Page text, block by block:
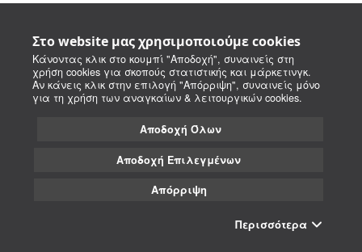
Στο website μας χρησιμοποιούμε cookies
Κάνοντας κλικ στο κουμπί "Αποδοχή", συναινείς στη
χρήση cookies για σκοπούς στατιστικής και μάρκετινγκ.
Αν κάνεις κλικ στην επιλογή "Απόρριψη", συναινείς μόνο
για τη χρήση των αναγκαίων & λειτουργικών cookies.
Αποδοχή Όλων
Αποδοχή Επιλεγμένων
Απόρριψη
Περισσότερα